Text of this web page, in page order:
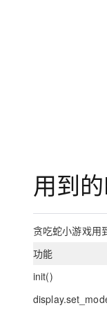
用到
贪吃蛇小游戏用
功能
init()